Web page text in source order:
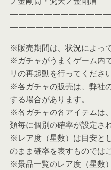
※販売期間は、状況によっ
※ガチャがうまくゲーム内
リの再起動を行ってください
※各ガチャの販売は、弊社
する場合があります。
※各ガチャの各アイテムは
類毎に個別の確率が設定さ
※レア度（星数）は目安と
のまま確率を表すものでは
※景品一覧のレア度（星数